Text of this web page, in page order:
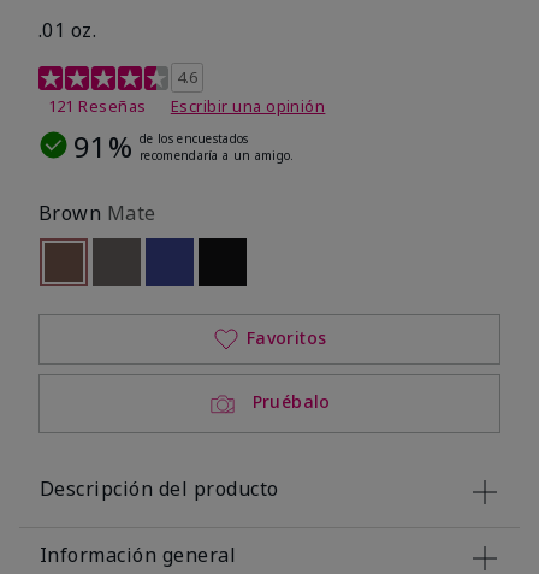
.01 oz.
Calificación de clientes de 4,1 de 5
4.6
121 Reseñas
Escribir una opinión
91% de los encuestados
recomendaría a un amigo.
Brown Mate
seleccionado
Out of stock
Pruébalo
Favoritos
Descripción del producto
Información general